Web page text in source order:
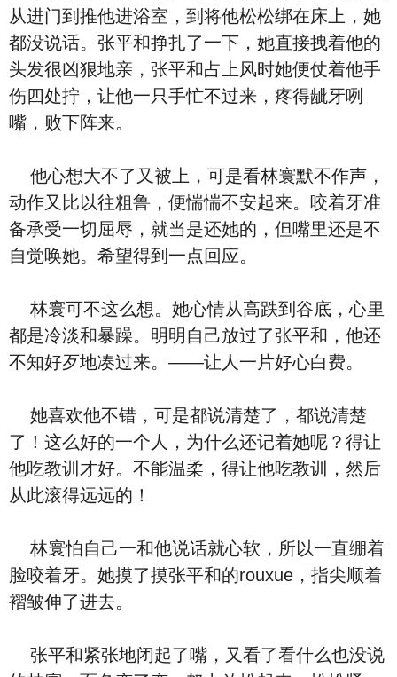
从进门到推他进浴室，到将他松松绑在床上，她
都没说话。张平和挣扎了一下，她直接拽着他的
头发很凶狠地亲，张平和占上风时她便仗着他手
伤四处拧，让他一只手忙不过来，疼得龇牙咧
嘴，败下阵来。
他心想大不了又被上，可是看林寰默不作声，
动作又比以往粗鲁，便惴惴不安起来。咬着牙准
备承受一切屈辱，就当是还她的，但嘴里还是不
自觉唤她。希望得到一点回应。
林寰可不这么想。她心情从高跌到谷底，心里
都是冷淡和暴躁。明明自己放过了张平和，他还
不知好歹地凑过来。——让人一片好心白费。
她喜欢他不错，可是都说清楚了，都说清楚
了！这么好的一个人，为什么还记着她呢？得让
他吃教训才好。不能温柔，得让他吃教训，然后
从此滚得远远的！
林寰怕自己一和他说话就心软，所以一直绷着
脸咬着牙。她摸了摸张平和的rouxue，指尖顺着
褶皱伸了进去。
张平和紧张地闭起了嘴，又看了看什么也没说